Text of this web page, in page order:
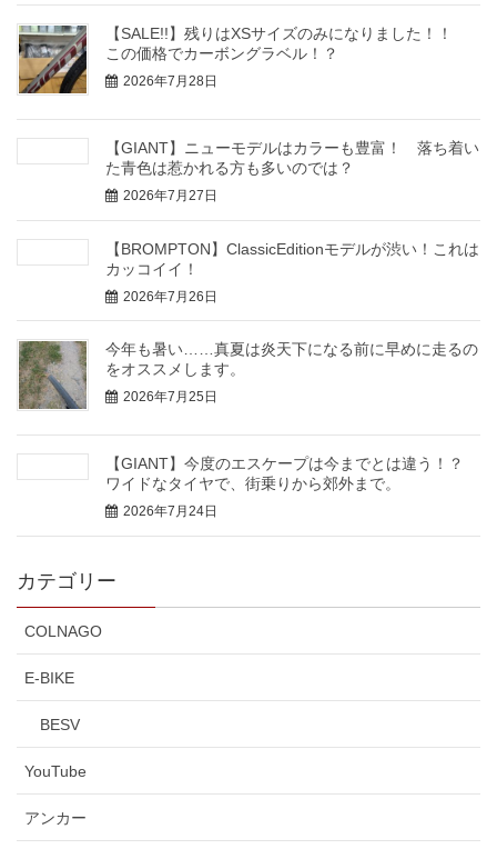
【SALE!!】残りはXSサイズのみになりました！！
この価格でカーボングラベル！？
2026年7月28日
【GIANT】ニューモデルはカラーも豊富！ 落ち着い
た青色は惹かれる方も多いのでは？
2026年7月27日
【BROMPTON】ClassicEditionモデルが渋い！これは
カッコイイ！
2026年7月26日
今年も暑い……真夏は炎天下になる前に早めに走るの
をオススメします。
2026年7月25日
【GIANT】今度のエスケープは今までとは違う！？
ワイドなタイヤで、街乗りから郊外まで。
2026年7月24日
カテゴリー
COLNAGO
E-BIKE
BESV
YouTube
アンカー